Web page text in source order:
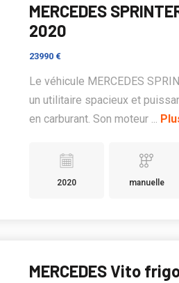
MERCEDES
2020
23990 €
Le véhicule MERCEDES
un utilitaire spacieux et
en carburant. Son moteur ...
2020 manuelle
MERCEDES Vito